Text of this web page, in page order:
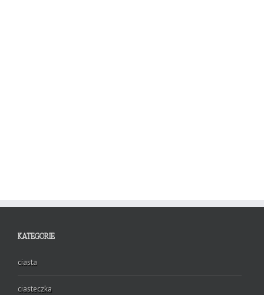
KATEGORIE
ciasta
ciasteczka